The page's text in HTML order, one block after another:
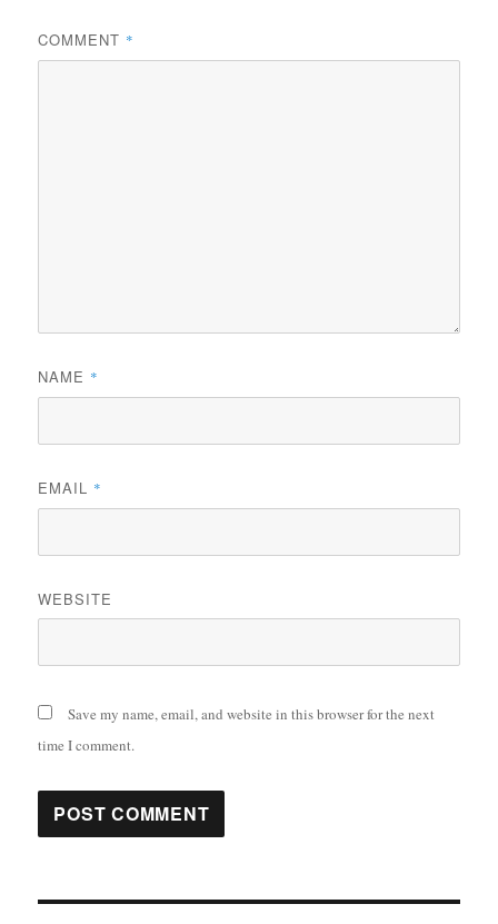
COMMENT *
NAME *
EMAIL *
WEBSITE
Save my name, email, and website in this browser for the next
time I comment.